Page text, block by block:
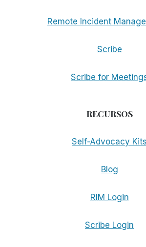
Remote Incident
Scribe
Scribe for
RECURSOS
Self-Advocacy Kits
Blog
RIM Login
Scribe Login